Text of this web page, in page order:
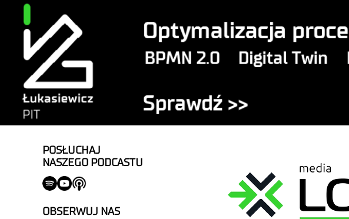
POSŁUCHAJ
NASZEGO PODCASTU
OBSERWUJ NAS